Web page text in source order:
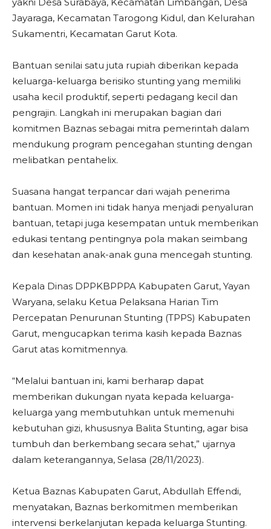
Jayaraga, Kecamatan Tarogong Kidul, dan Kelurahan
Sukamentri, Kecamatan Garut Kota.
Bantuan senilai satu juta rupiah diberikan kepada
keluarga-keluarga berisiko stunting yang memiliki
usaha kecil produktif, seperti pedagang kecil dan
pengrajin. Langkah ini merupakan bagian dari
komitmen Baznas sebagai mitra pemerintah dalam
mendukung program pencegahan stunting dengan
melibatkan pentahelix.
Suasana hangat terpancar dari wajah penerima
bantuan. Momen ini tidak hanya menjadi penyaluran
bantuan, tetapi juga kesempatan untuk memberikan
edukasi tentang pentingnya pola makan seimbang
dan kesehatan anak-anak guna mencegah stunting.
Kepala Dinas DPPKBPPPA Kabupaten Garut, Yayan
Waryana, selaku Ketua Pelaksana Harian Tim
Percepatan Penurunan Stunting (TPPS) Kabupaten
Garut, mengucapkan terima kasih kepada Baznas
Garut atas komitmennya.
“Melalui bantuan ini, kami berharap dapat
memberikan dukungan nyata kepada keluarga-
keluarga yang membutuhkan untuk memenuhi
kebutuhan gizi, khususnya Balita Stunting, agar bisa
tumbuh dan berkembang secara sehat,” ujarnya
dalam keterangannya, Selasa (28/11/2023).
Ketua Baznas Kabupaten Garut, Abdullah Effendi,
menyatakan, Baznas berkomitmen memberikan
intervensi berkelanjutan kepada keluarga Stunting.